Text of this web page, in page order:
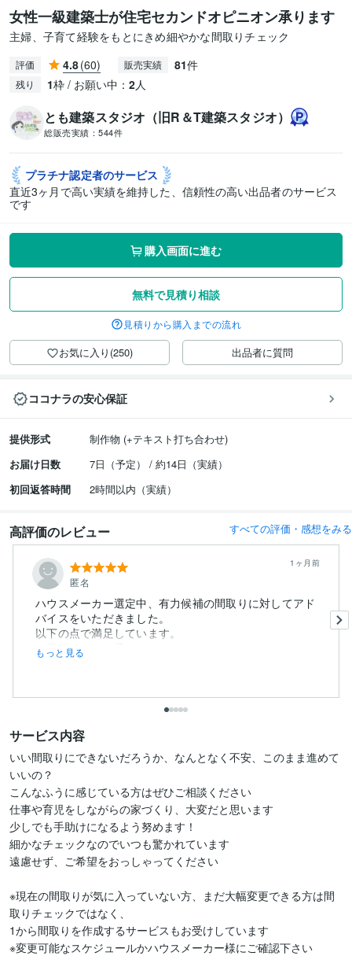
女性一級建築士が住宅セカンドオピニオン承ります
主婦、子育て経験をもとにきめ細やかな間取りチェック
評価 4.8(60) 販売実績 81件
残り 1枠 / お願い中： 2人
とも建築スタジオ（旧R＆T建築スタジオ）
総販売実績： 544件
プラチナ認定者のサービス
直近3ヶ月で高い実績を維持した、信頼性の高い出品者のサービス
です
購入画面に進む
無料で見積り相談
見積りから購入までの流れ
お気に入り(250) 出品者に質問
ココナラの安心保証
提供形式
制作物 (+テキスト打ち合わせ)
お届け日数
7日（予定） / 約14日（実績）
初回返答時間
2時間以内（実績）
高評価のレビュー すべての評価・感想をみる
匿名
1ヶ月前
ハウスメーカー選定中、有力候補の間取りに対してアド
バイスをいただきました。
以下の点で満足しています。
・日程について柔...
もっと見る
サービス内容
いい間取りにできないだろうか、なんとなく不安、このまま進めて
いいの？
こんなふうに感じている方はぜひご相談ください
仕事や育児をしながらの家づくり、大変だと思います
少しでも手助けになるよう努めます！
細かなチェックなのでいつも驚かれています
遠慮せず、ご希望をおっしゃってください
※現在の間取りが気に入っていない方、まだ大幅変更できる方は間
取りチェックではなく、
1から間取りを作成するサービスもお受けしています
※変更可能なスケジュールかハウスメーカー様にご確認下さい